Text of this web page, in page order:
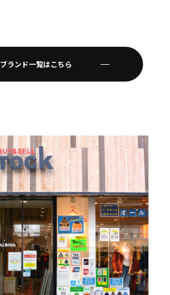
ブランド一覧はこちら